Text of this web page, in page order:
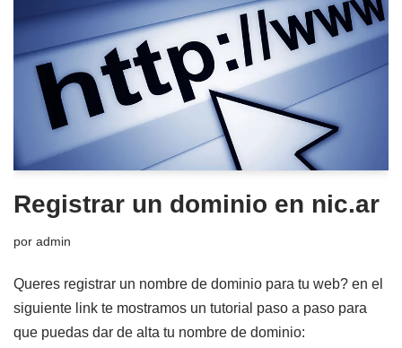
Registrar un dominio en nic.ar
por admin
Queres registrar un nombre de dominio para tu web? en el
siguiente link te mostramos un tutorial paso a paso para
que puedas dar de alta tu nombre de dominio: